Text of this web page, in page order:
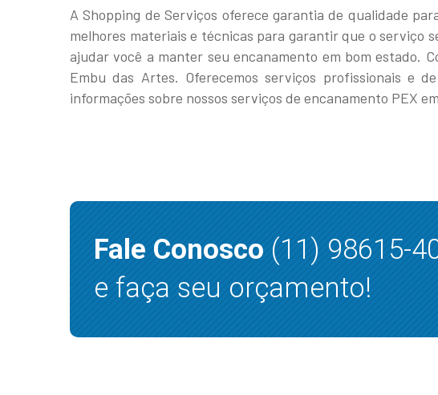
A Shopping de Serviços oferece garantia de qualidade
melhores materiais e técnicas para garantir que o serviço
ajudar você a manter seu encanamento em bom estado.
Embu das Artes. Oferecemos serviços profissionais e
informações sobre nossos serviços de encanamento PEX
Fale Conosco(11) 98615-
e faça seu orçamento!